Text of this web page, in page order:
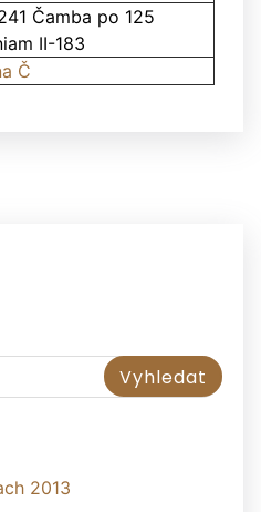
Čamba po 125
II-183
Č
2013